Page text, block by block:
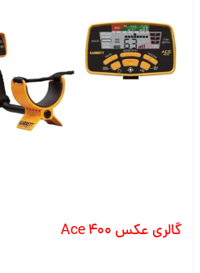
گالری عکس Ace 400